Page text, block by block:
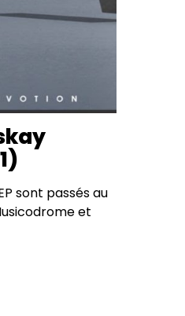
sont passés au
et